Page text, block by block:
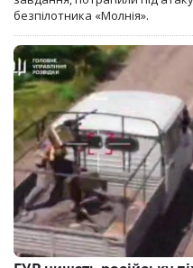
безпілотника «Молнія».